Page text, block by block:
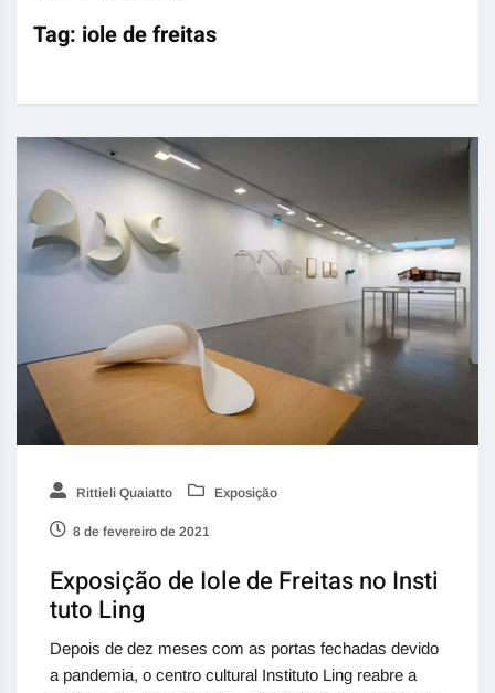
Tag: iole de freitas
Rittieli Quaiatto Exposição
8 de fevereiro de 2021
Exposição de Iole de Freitas no Insti
tuto Ling
Depois de dez meses com as portas fechadas devido
a pandemia, o centro cultural Instituto Ling reabre a